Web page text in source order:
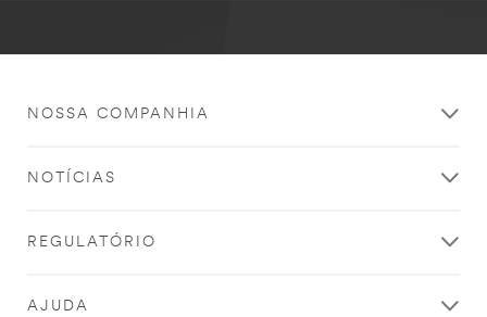
NOSSA COMPANHIA
NOTÍCIAS
REGULATÓRIO
AJUDA